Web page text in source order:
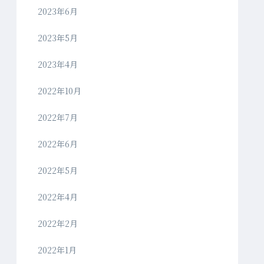
2023年6月
2023年5月
2023年4月
2022年10月
2022年7月
2022年6月
2022年5月
2022年4月
2022年2月
2022年1月